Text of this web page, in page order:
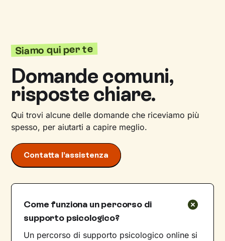
Siamo qui per te
Domande comuni,
risposte chiare.
Qui trovi alcune delle domande che riceviamo più
spesso, per aiutarti a capire meglio.
Contatta l’assistenza
Come funziona un percorso di
supporto psicologico?
Un percorso di supporto psicologico online si